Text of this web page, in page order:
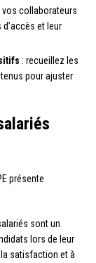
collaborateurs
et leur
: recueillez les
pour ajuster
présente
sont un
lors de leur
satisfaction et à